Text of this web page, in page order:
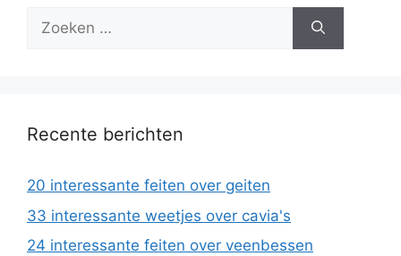
Zoek
Recente berichten
20 interessante feiten over geiten
33 interessante weetjes over cavia's
24 interessante feiten over veenbessen